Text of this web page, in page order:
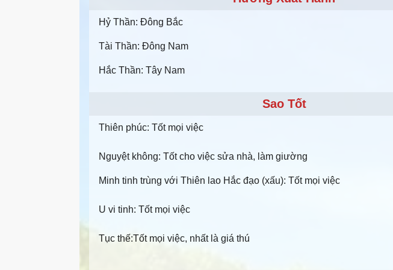
Hỷ Thần: Đông Bắc
Tài Thần: Đông Nam
Hắc Thần: Tây Nam
Sao Tốt
Thiên phúc: Tốt mọi việc
Nguyệt không: Tốt cho việc sửa nhà, làm giường
Minh tinh trùng với Thiên lao Hắc đạo (xấu): Tốt mọi việc
U vi tinh: Tốt mọi việc
Tục thế:Tốt mọi việc, nhất là giá thú